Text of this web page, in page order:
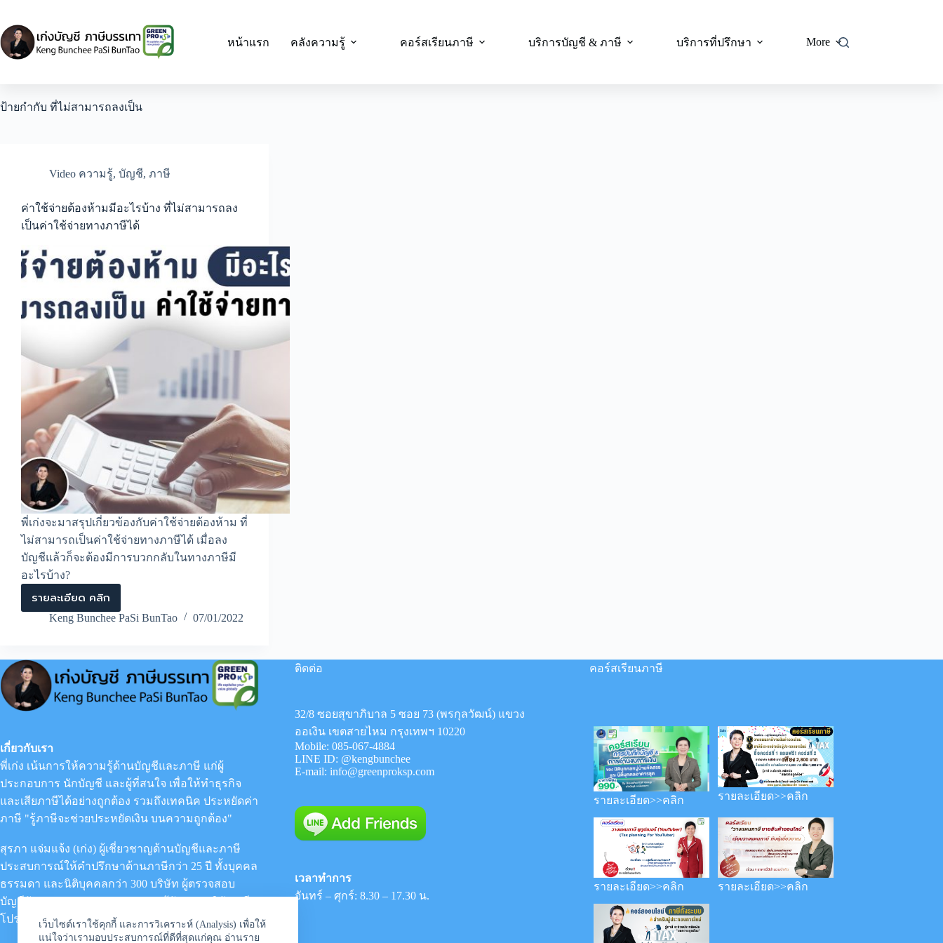
content
เว็บไซต์เราใช้คุกกี้ และการวิเคราะห์ (Analysis) เพื่อให้
แน่ใจว่าเรามอบประสบการณ์ที่ดีที่สุดแก่คุณ อ่านราย
หน้าแรก คลังความรู้ คอร์สเรียนภาษี บริการบัญชี & ภาษี บริการที่ปรึกษา More
ป้ายกำกับ ที่ไม่สามารถลงเป็น
Video ความรู้, บัญชี, ภาษี
ค่าใช้จ่ายต้องห้ามมีอะไรบ้าง ที่ไม่สามารถลง
เป็นค่าใช้จ่ายทางภาษีได้
พี่เก่งจะมาสรุปเกี่ยวข้องกับค่าใช้จ่ายต้องห้าม ที่
ไม่สามารถเป็นค่าใช้จ่ายทางภาษีได้ เมื่อลง
บัญชีแล้วก็จะต้องมีการบวกกลับในทางภาษีมี
อะไรบ้าง?
รายละเอียด คลิก
ค่า
ใช้
จ่าย
มี
อะไร
บ้าง
ที่
ค่า
ใช้
จ่าย
ทาง
ภาษี
Keng Bunchee PaSi BunTao 07/01/2022
เกี่ยวกับเรา
พี่เก่ง เน้นการให้ความรู้ด้านบัญชีและภาษี แก่ผู้
ประกอบการ นักบัญชี และผู้ที่สนใจ เพื่อให้ทำธุรกิจ
และเสียภาษีได้อย่างถูกต้อง รวมถึงเทคนิค ประหยัดค่า
ภาษี "รู้ภาษีจะช่วยประหยัดเงิน บนความถูกต้อง"
สุรภา แจ่มแจ้ง (เก่ง) ผู้เชี่ยวชาญด้านบัญชีและภาษี
ประสบการณ์ให้คำปรึกษาด้านภาษีกว่า 25 ปี ทั้งบุคคล
ธรรมดา และนิติบุคคลกว่า 300 บริษัท ผู้ตรวจสอบ
บัญชีรับอนุญาต (CPA) : กรรมการผู้จัดการ
โปร เคเอสพี แอคเคาท์ติ้ง จำกัด
ติดต่อ
32/8 ซอยสุขาภิบาล 5 ซอย 73 (พรกุลวัฒน์) แขวง
ออเงิน เขตสายไหม กรุงเทพฯ 10220
Mobile: 085-067-4884
LINE ID: @kengbunchee
E-mail: info@greenproksp.com
เวลาทำการ
จันทร์ – ศุกร์: 8.30 – 17.30 น.
คอร์สเรียนภาษี
รายละเอียด>>คลิก รายละเอียด>>คลิก
รายละเอียด>>คลิก รายละเอียด>>คลิก